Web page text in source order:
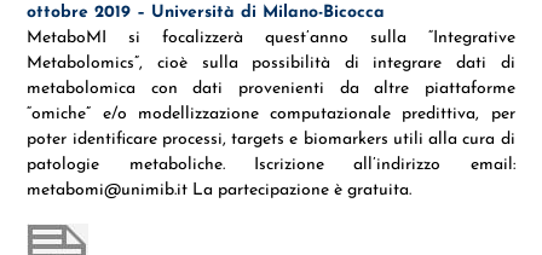
ottobre 2019 – Università di Milano-Bicocca
MetaboMI si focalizzerà quest’anno sulla “Integrative
Metabolomics”, cioè sulla possibilità di integrare dati di
metabolomica con dati provenienti da altre piattaforme
“omiche” e/o modellizzazione computazionale predittiva, per
poter identificare processi, targets e biomarkers utili alla cura di
patologie metaboliche. Iscrizione all’indirizzo email:
metabomi@unimib.it La partecipazione è gratuita.